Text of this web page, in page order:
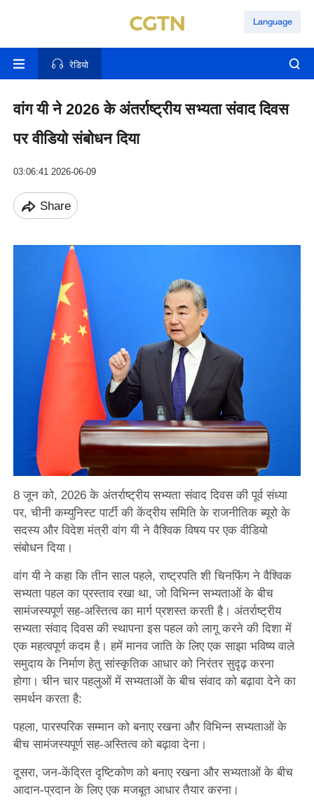
Language
रेडियो
वांग यी ने 2026 के अंतर्राष्ट्रीय सभ्यता संवाद दिवस
पर वीडियो संबोधन दिया
03:06:41 2026-06-09
Share
8 जून को, 2026 के अंतर्राष्ट्रीय सभ्यता संवाद दिवस की पूर्व संध्या
पर, चीनी कम्युनिस्ट पार्टी की केंद्रीय समिति के राजनीतिक ब्यूरो के
सदस्य और विदेश मंत्री वांग यी ने वैश्विक विषय पर एक वीडियो
संबोधन दिया।
वांग यी ने कहा कि तीन साल पहले, राष्ट्रपति शी चिनफिंग ने वैश्विक
सभ्यता पहल का प्रस्ताव रखा था, जो विभिन्न सभ्यताओं के बीच
सामंजस्यपूर्ण सह-अस्तित्व का मार्ग प्रशस्त करती है। अंतर्राष्ट्रीय
सभ्यता संवाद दिवस की स्थापना इस पहल को लागू करने की दिशा में
एक महत्वपूर्ण कदम है। हमें मानव जाति के लिए एक साझा भविष्य वाले
समुदाय के निर्माण हेतु सांस्कृतिक आधार को निरंतर सुदृढ़ करना
होगा। चीन चार पहलुओं में सभ्यताओं के बीच संवाद को बढ़ावा देने का
समर्थन करता है:
पहला, पारस्परिक सम्मान को बनाए रखना और विभिन्न सभ्यताओं के
बीच सामंजस्यपूर्ण सह-अस्तित्व को बढ़ावा देना।
दूसरा, जन-केंद्रित दृष्टिकोण को बनाए रखना और सभ्यताओं के बीच
आदान-प्रदान के लिए एक मजबूत आधार तैयार करना।